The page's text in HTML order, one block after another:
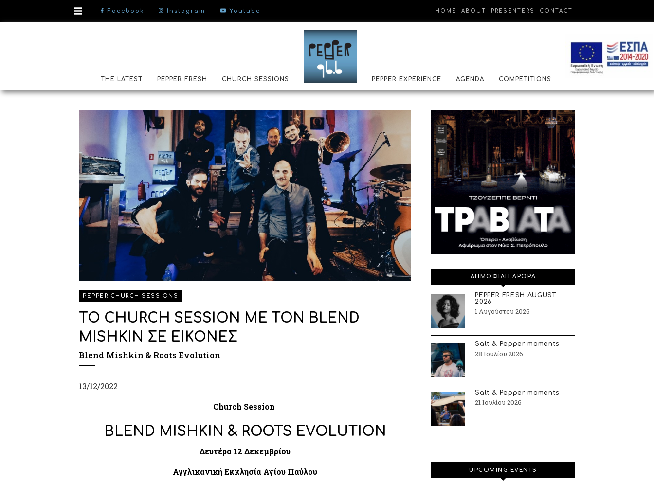
Facebook Instagram Youtube HOME ABOUT PRESENTERS CONTACT
THE LATEST PEPPER FRESH CHURCH SESSIONS PEPPER EXPERIENCE AGENDA COMPETITIONS
PEPPER CHURCH SESSIONS
ΤΟ CHURCH SESSION ΜΕ ΤΟΝ BLEND
MISHKIN ΣΕ ΕΙΚΟΝΕΣ
Blend Mishkin & Roots Evolution
13/12/2022
Church Session
BLEND MISHKIN & ROOTS EVOLUTION
Δευτέρα 12 Δεκεμβρίου
Αγγλικανική Εκκλησία Αγίου Παύλου
ΔΗΜΟΦΙΛΗ ΑΡΘΡΑ
PEPPER FRESH AUGUST
2026
1 Αυγούστου 2026
Salt & Pepper moments
28 Ιουλίου 2026
Salt & Pepper moments
21 Ιουλίου 2026
UPCOMING EVENTS